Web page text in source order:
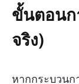
ขั้นตอนก
จริง)
หากกระบวนก